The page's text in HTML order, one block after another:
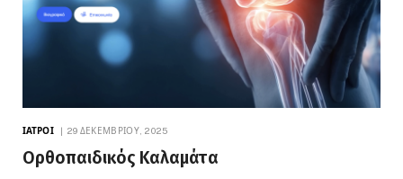
ΙΑΤΡΟΊ 29 ΔΕΚΕΜΒΡΊΟΥ, 2025
Ορθοπαιδικός Καλαμάτα